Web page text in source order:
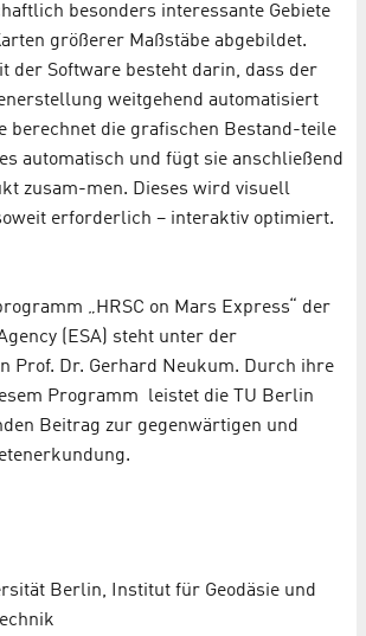
besonders interessante Gebiete
größerer Maßstäbe abgebildet.
der Software besteht darin, dass der
weitgehend automatisiert
berechnet die grafischen Bestand-teile
automatisch und fügt sie anschließend
zusam-men. Dieses wird visuell
erforderlich – interaktiv optimiert.
„HRSC on Mars Express“ der
(ESA) steht unter der
Prof. Dr. Gerhard Neukum. Durch ihre
Programm leistet die TU Berlin
Beitrag zur gegenwärtigen und
Berlin, Institut für Geodäsie und